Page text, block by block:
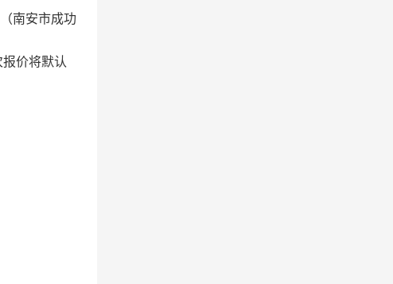
南安市成功
价将默认